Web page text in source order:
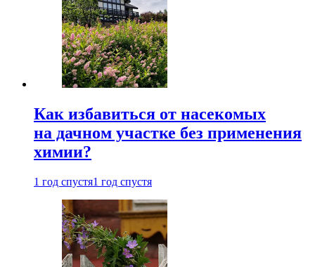
Как избавиться от насекомых
на дачном участке без применения
химии?
1 год спустя1 год спустя